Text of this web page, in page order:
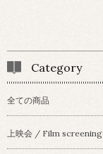
Category
全ての商品
上映会 / Film screening